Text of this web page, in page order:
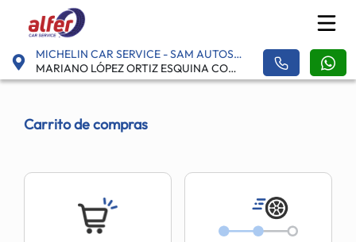
MICHELIN CAR SERVICE - SAM AUTOS - ALFER MATRIZ
MARIANO LÓPEZ ORTIZ ESQUINA CON HUMBERTO ZURITA., TORREÓN, CENTRO - 27000
Carrito de compras